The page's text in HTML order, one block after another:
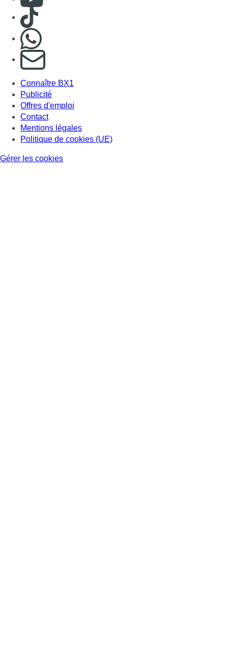
Consulter TikTok
S'abonner à notre newsletter
Connaître BX1
Publicité
Offres d'emploi
Contact
Mentions légales
Politique de cookies (UE)
Gérer les cookies